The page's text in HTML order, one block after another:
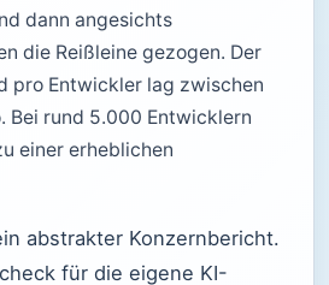
dann angesichts
die Reißleine gezogen. Der
pro Entwickler lag zwischen
Bei rund 5.000 Entwicklern
einer erheblichen
abstrakter Konzernbericht.
für die eigene KI-